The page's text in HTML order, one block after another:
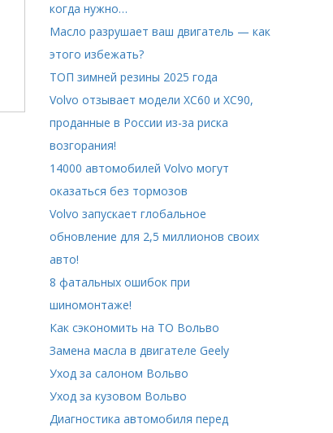
когда нужно…
Масло разрушает ваш двигатель — как
этого избежать?
ТОП зимней резины 2025 года
Volvo отзывает модели XC60 и XC90,
проданные в России из-за риска
возгорания!
14000 автомобилей Volvo могут
оказаться без тормозов
Volvo запускает глобальное
обновление для 2,5 миллионов своих
авто!
8 фатальных ошибок при
шиномонтаже!
Как сэкономить на ТО Вольво
Замена масла в двигателе Geely
Уход за салоном Вольво
Уход за кузовом Вольво
Диагностика автомобиля перед